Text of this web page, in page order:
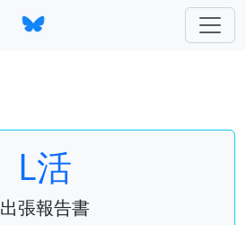
L活
出張報告書